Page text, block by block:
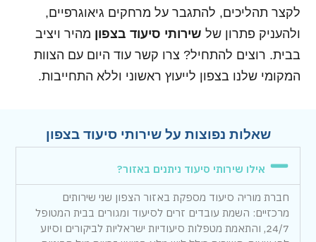
לקצר תהליכים, להתגבר על מרחקים גיאוגרפיים,
ולהעניק פתרון של שירותי סיעוד בצפון מהיר ויציב
בבית. רוצים להתחיל? צרו קשר עוד היום עם הצוות
המקומי שלנו בצפון לייעוץ ראשוני וללא התחייבות.
שאלות נפוצות על שירותי סיעוד בצפון
אילו שירותי סיעוד ניתנים באזור?
חברת מוריה סיעוד מספקת באזור הצפון שני שירותים
מרכזיים: השמת עובדים זרים לסיעוד ומגורים בבית המטופל
24/7, והתאמת מטפלות סיעודיות ישראליות לביקורים וסיוע